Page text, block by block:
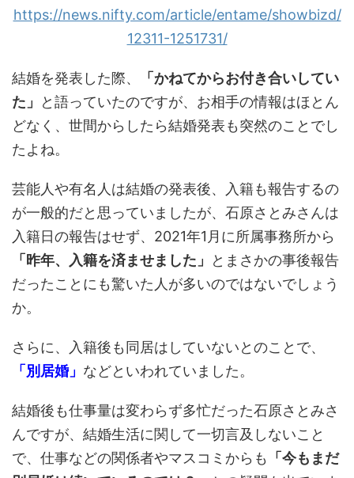
https://news.nifty.com/article/entame/showbizd/
12311-1251731/
結婚を発表した際、
「かねてからお付き合いしてい
た」
と語っていたのですが、お相手の情報はほとん
どなく、世間からしたら結婚発表も突然のことでし
たよね。
芸能人や有名人は結婚の発表後、入籍も報告するの
が一般的だと思っていましたが、石原さとみさんは
入籍日の報告はせず、2021年1月に所属事務所から
「昨年、入籍を済ませました」
とまさかの事後報告
だったことにも驚いた人が多いのではないでしょう
か。
さらに、入籍後も同居はしていないとのことで、
「別居婚」 などといわれていました。
結婚後も仕事量は変わらず多忙だった石原さとみさ
んですが、結婚生活に関して一切言及しないこと
で、仕事などの関係者やマスコミからも
「今もまだ